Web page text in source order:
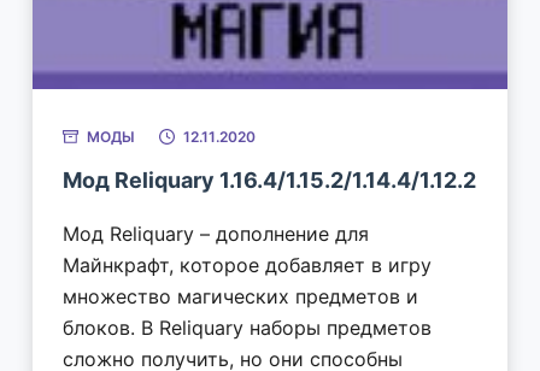
МОДЫ 12.11.2020
Мод Reliquary 1.16.4/1.15.2/1.14.4/1.12.2
Мод Reliquary – дополнение для
Майнкрафт, которое добавляет в игру
множество магических предметов и
блоков. В Reliquary наборы предметов
сложно получить, но они способны